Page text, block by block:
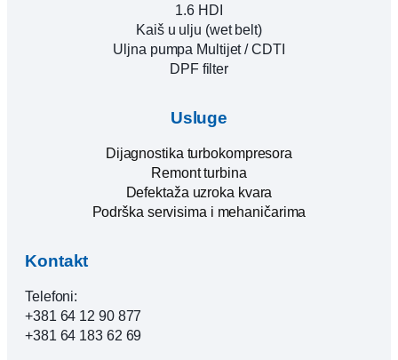
1.6 HDI
Kaiš u ulju (wet belt)
Uljna pumpa Multijet / CDTI
DPF filter
Usluge
Dijagnostika turbokompresora
Remont turbina
Defektaža uzroka kvara
Podrška servisima i mehaničarima
Kontakt
Telefoni:
+381 64 12 90 877
+381 64 183 62 69